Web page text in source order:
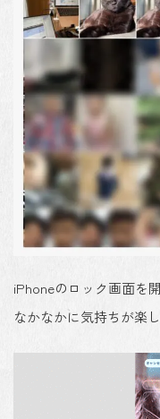
iPhoneのロック画面を
なかなかに気持ちが楽